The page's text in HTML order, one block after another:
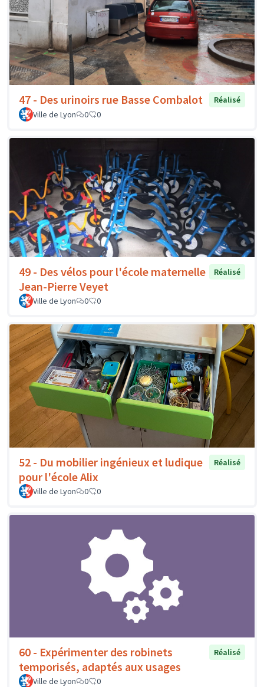
47 - Des urinoirs rue Basse Combalot
Réalisé
Ville de Lyon
0 0
49 - Des vélos pour l'école maternelle
Jean-Pierre Veyet
Réalisé
Ville de Lyon 0 0
52 - Du mobilier ingénieux et ludique
pour l'école Alix
Réalisé
Ville de Lyon 0 0
60 - Expérimenter des robinets
temporisés, adaptés aux usages
Réalisé
Ville de Lyon 0 0